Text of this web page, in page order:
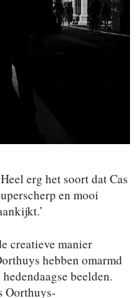
erg het soort dat Cas
en mooi
creatieve manier
hebben omarmd
beelden.
Oorthuys-